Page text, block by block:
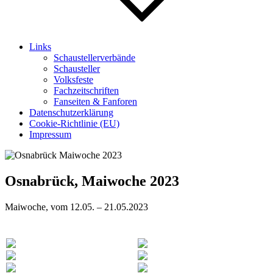
Links
Schaustellerverbände
Schausteller
Volksfeste
Fachzeitschriften
Fanseiten & Fanforen
Datenschutzerklärung
Cookie-Richtlinie (EU)
Impressum
Osnabrück, Maiwoche 2023
Maiwoche, vom 12.05. – 21.05.2023